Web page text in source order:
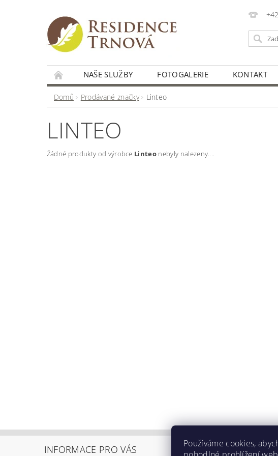
NAŠE SLUŽBY FOTOGALERIE KONTAKT
Domů Prodávané značky Linteo
LINTEO
Žádné produkty od výrobce Linteo nebyly nalezeny....
INFORMACE PRO VÁS
Používáme cookies,